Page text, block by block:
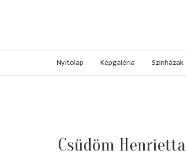
Nyitólap Képgaléria Színházak
Csüdöm Henrietta